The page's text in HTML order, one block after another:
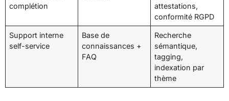
complétion
attestations,
conformité RGPD
Support interne
self-service
Base de
connaissances +
FAQ
Recherche
sémantique,
tagging,
indexation par
thème